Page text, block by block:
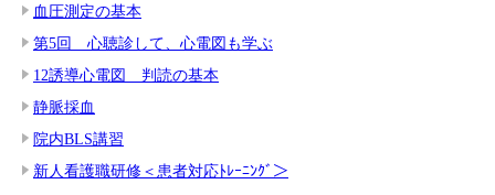
血圧測定の基本
第5回 心聴診して、心電図も学ぶ
12誘導心電図 判読の基本
静脈採血
院内BLS講習
新人看護職研修＜患者対応ﾄﾚｰﾆﾝｸﾞ＞